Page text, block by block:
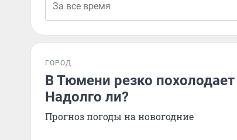
ГОРОД
В Тюмени резко
Надолго ли?
Прогноз погоды на новогодние